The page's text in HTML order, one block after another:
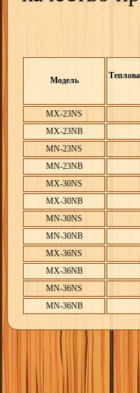
Модель
MX-23NS
MX-23NB
MN-23NS
MN-23NB
MX-30NS
MX-30NB
MN-30NS
MN-30NB
MX-36NS
MX-36NB
MN-36NS
MN-36NB